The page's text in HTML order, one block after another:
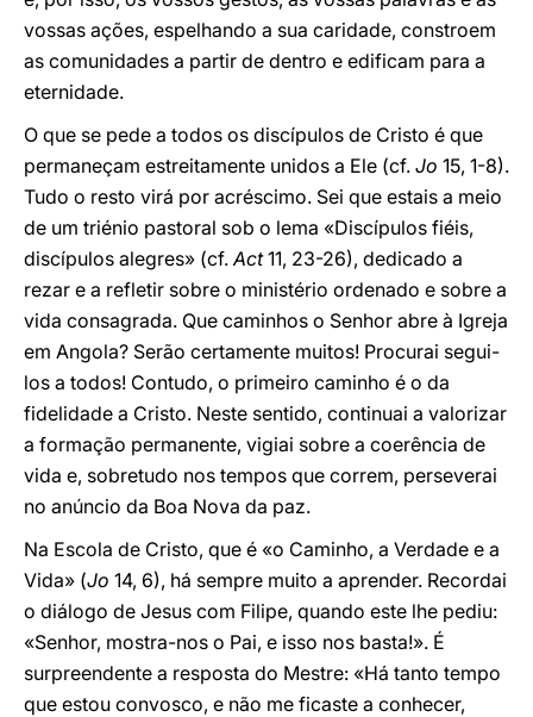
vossas ações, espelhando a sua caridade, constroem
as comunidades a partir de dentro e edificam para a
eternidade.
O que se pede a todos os discípulos de Cristo é que
permaneçam estreitamente unidos a Ele (cf. Jo 15, 1-8).
Tudo o resto virá por acréscimo. Sei que estais a meio
de um triénio pastoral sob o lema «Discípulos fiéis,
discípulos alegres» (cf.Act11, 23-26), dedicado a
rezar e a refletir sobre o ministério ordenado e sobre a
vida consagrada. Que caminhos o Senhor abre à Igreja
em Angola? Serão certamente muitos! Procurai segui-
los a todos! Contudo, o primeiro caminho é o da
fidelidade a Cristo. Neste sentido, continuai a valorizar
a formação permanente, vigiai sobre a coerência de
vida e, sobretudo nos tempos que correm, perseverai
no anúncio da Boa Nova da paz.
Na Escola de Cristo, que é «o Caminho, a Verdade e a
Vida» (Jo 14, 6), há sempre muito a aprender. Recordai
o diálogo de Jesus com Filipe, quando este lhe pediu:
«Senhor, mostra-nos o Pai, e isso nos basta!». É
surpreendente a resposta do Mestre: «Há tanto tempo
que estou convosco, e não me ficaste a conhecer,